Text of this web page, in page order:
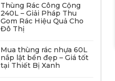
Thùng Rác Công Cộng
240L – Giải Pháp Thu
Gom Rác Hiệu Quả Cho
Đô Thị
Mua thùng rác nhựa 60L
nắp lật bền đẹp – Giá tốt
tại Thiết Bị Xanh